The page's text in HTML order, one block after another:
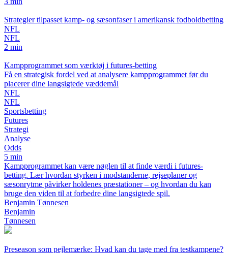
Strategier tilpasset kamp- og sæsonfaser i amerikansk fodboldbetting
NFL
NFL
2 min
Kampprogrammet som værktøj i futures-betting
Få en strategisk fordel ved at analysere kampprogrammet før du
placerer dine langsigtede væddemål
NFL
NFL
Sportsbetting
Futures
Strategi
Analyse
Odds
5 min
Kampprogrammet kan være nøglen til at finde værdi i futures-
betting. Lær hvordan styrken i modstanderne, rejseplaner og
sæsonrytme påvirker holdenes præstationer – og hvordan du kan
bruge den viden til at forbedre dine langsigtede spil.
Benjamin Tønnesen
Benjamin
Tønnesen
Preseason som pejlemærke: Hvad kan du tage med fra testkampene?